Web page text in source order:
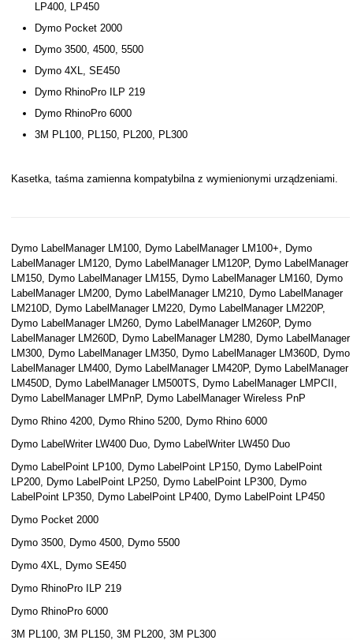
LP400, LP450
Dymo Pocket 2000
Dymo 3500, 4500, 5500
Dymo 4XL, SE450
Dymo RhinoPro ILP 219
Dymo RhinoPro 6000
3M PL100, PL150, PL200, PL300
Kasetka, taśma zamienna kompatybilna z wymienionymi urządzeniami.
Dymo LabelManager LM100, Dymo LabelManager LM100+, Dymo
LabelManager LM120, Dymo LabelManager LM120P, Dymo LabelManager
LM150, Dymo LabelManager LM155, Dymo LabelManager LM160, Dymo
LabelManager LM200, Dymo LabelManager LM210, Dymo LabelManager
LM210D, Dymo LabelManager LM220, Dymo LabelManager LM220P,
Dymo LabelManager LM260, Dymo LabelManager LM260P, Dymo
LabelManager LM260D, Dymo LabelManager LM280, Dymo LabelManager
LM300, Dymo LabelManager LM350, Dymo LabelManager LM360D, Dymo
LabelManager LM400, Dymo LabelManager LM420P, Dymo LabelManager
LM450D, Dymo LabelManager LM500TS, Dymo LabelManager LMPCII,
Dymo LabelManager LMPnP, Dymo LabelManager Wireless PnP
Dymo Rhino 4200, Dymo Rhino 5200, Dymo Rhino 6000
Dymo LabelWriter LW400 Duo, Dymo LabelWriter LW450 Duo
Dymo LabelPoint LP100, Dymo LabelPoint LP150, Dymo LabelPoint
LP200, Dymo LabelPoint LP250, Dymo LabelPoint LP300, Dymo
LabelPoint LP350, Dymo LabelPoint LP400, Dymo LabelPoint LP450
Dymo Pocket 2000
Dymo 3500, Dymo 4500, Dymo 5500
Dymo 4XL, Dymo SE450
Dymo RhinoPro ILP 219
Dymo RhinoPro 6000
3M PL100, 3M PL150, 3M PL200, 3M PL300